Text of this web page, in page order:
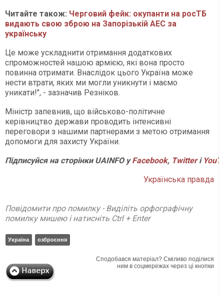
Читайте також: Черговий фейк: окупанти на росТБ
видають свою зброю на Запорізькій АЕС за
українську
Це може ускладнити отримання додаткових
спроможностей нашою армією, які вона просто
повинна отримати. Внаслідок цього Україна може
нести втрати, яких ми могли уникнути і маємо
уникати!", - зазначив Резніков.
Міністр запевнив, що військово-політичне
керівництво держави проводить інтенсивні
переговори з нашими партнерами з метою отримання
допомоги для захисту України.
Підписуйся на сторінки UAINFO уFacebook, Twitterі
Українська правда
Повідомити про помилку - Виділіть орфографічну
помилку мишею і натисніть Ctrl + Enter
Україна озброєння
Сподобався матеріал? Сміливо поділися
ним в соцмережах через ці кнопки